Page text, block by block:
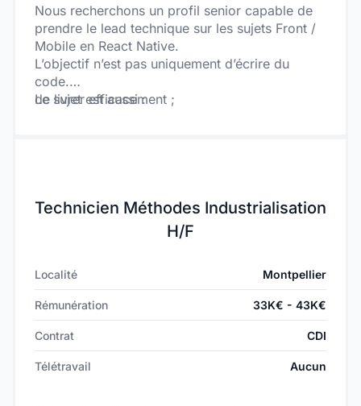
Nous recherchons un profil senior capable de
prendre le lead technique sur les sujets Front /
Mobile en React Native.
L’objectif n’est pas uniquement d’écrire du
code.
Le sujet est aussi :
de livrer efficacement ;
nouvelles méthodes de développement
Nous recherchons donc quelqu’un qui utilise
développer au quotidien :
génération de code ;
accélération de la delivery ;
optimisation des workflows ;
assistance au développement et à la réflexion
technique.
Le but n’est pas de remplacer l’expertise
Technicien Méthodes Industrialisation
H/F
Localité Montpellier
Rémunération 33K€ - 43K€
Contrat CDI
Télétravail Aucun